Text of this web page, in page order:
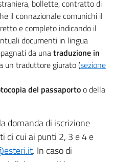
bollette, contratto di
il connazionale comunichi il
e completo indicando il
documenti in lingua
da unatraduzione in
un traduttore giurato (sezione
del passaportoo della
domanda di iscrizione
di cui ai punti 2, 3 e 4 e
. In caso di